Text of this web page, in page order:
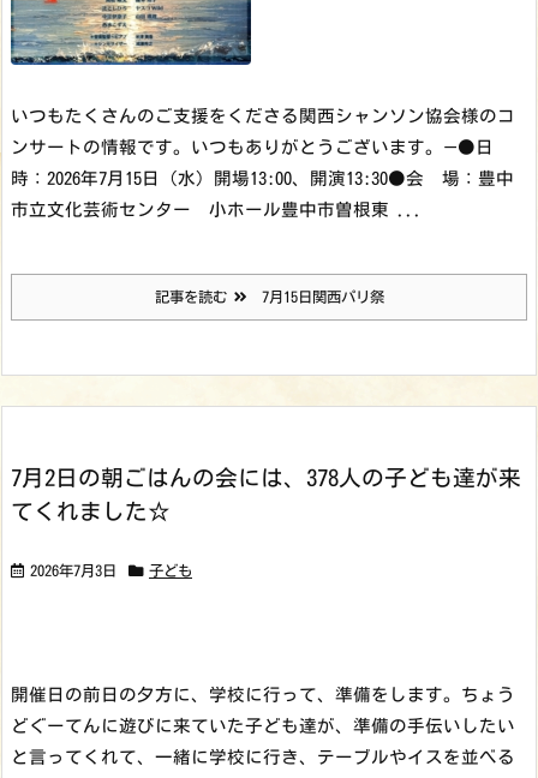
いつもたくさんのご支援をくださる関西シャンソン協会様のコ
ンサートの情報です。いつもありがとうございます。—●日
時：2026年7月15日（水）開場13:00、開演13:30●会 場：豊中
市立文化芸術センター 小ホール豊中市曽根東 ...
記事を読む 7月15日関西パリ祭
7月2日の朝ごはんの会には、378人の子ども達が来
てくれました☆
2026年7月3日 子ども
開催日の前日の夕方に、学校に行って、準備をします。ちょう
どぐーてんに遊びに来ていた子ども達が、準備の手伝いしたい
と言ってくれて、一緒に学校に行き、テーブルやイスを並べる